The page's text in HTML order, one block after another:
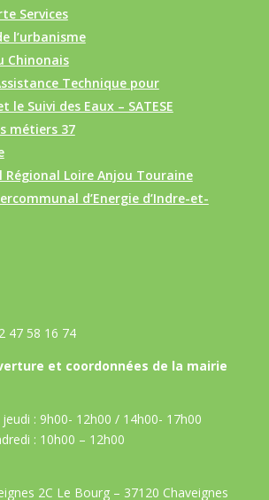
Services
l’urbanisme
Chinonais
Technique pour
le Suivi des Eaux – SATESE
métiers 37
Régional Loire Anjou Touraine
d’Energie d’Indre-et-
47 58 16 74
et coordonnées de la mairie
: 9h00- 12h00 / 14h00- 17h00
: 10h00 – 12h00
2C Le Bourg – 37120 Chaveignes